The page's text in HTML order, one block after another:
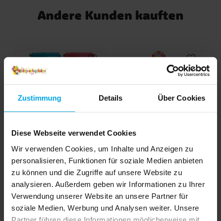
Zustimmung Details Über Cookies
Diese Webseite verwendet Cookies
Wir verwenden Cookies, um Inhalte und Anzeigen zu
personalisieren, Funktionen für soziale Medien anbieten
zu können und die Zugriffe auf unsere Website zu
analysieren. Außerdem geben wir Informationen zu Ihrer
Verwendung unserer Website an unsere Partner für
soziale Medien, Werbung und Analysen weiter. Unsere
Buchstabe/T-Rex ist etwa 30 x 15,5 cm
Andere Kunden kauften
Wasserpistole 10 cm
Preis:1,09 €
1,09 €
IN DEN KORB
Ballspiel Fang den Ball
Preis:0,99 €
0,99 €
IN DEN KORB